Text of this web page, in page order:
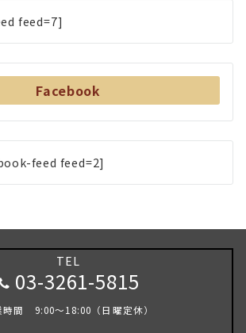
feed=7]
Facebook
feed feed=2]
TEL
03-3261-5815
時間 9:00～18:00（日曜定休）